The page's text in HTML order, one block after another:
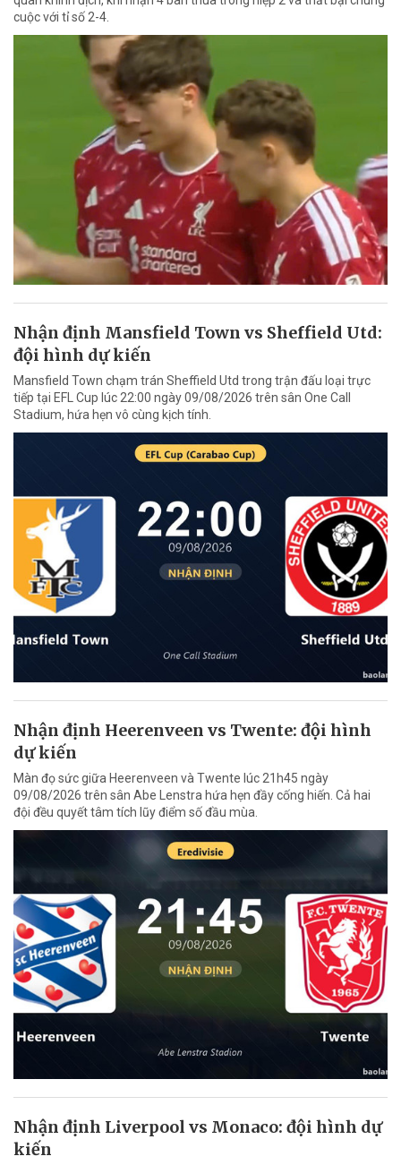
cuộc với tỉ số 2-4.
Nhận định Mansfield Town vs Sheffield Utd:
đội hình dự kiến
Mansfield Town chạm trán Sheffield Utd trong trận đấu loại trực
tiếp tại EFL Cup lúc 22:00 ngày 09/08/2026 trên sân One Call
Stadium, hứa hẹn vô cùng kịch tính.
Nhận định Heerenveen vs Twente: đội hình
dự kiến
Màn đọ sức giữa Heerenveen và Twente lúc 21h45 ngày
09/08/2026 trên sân Abe Lenstra hứa hẹn đầy cống hiến. Cả hai
đội đều quyết tâm tích lũy điểm số đầu mùa.
Nhận định Liverpool vs Monaco: đội hình dự
kiến